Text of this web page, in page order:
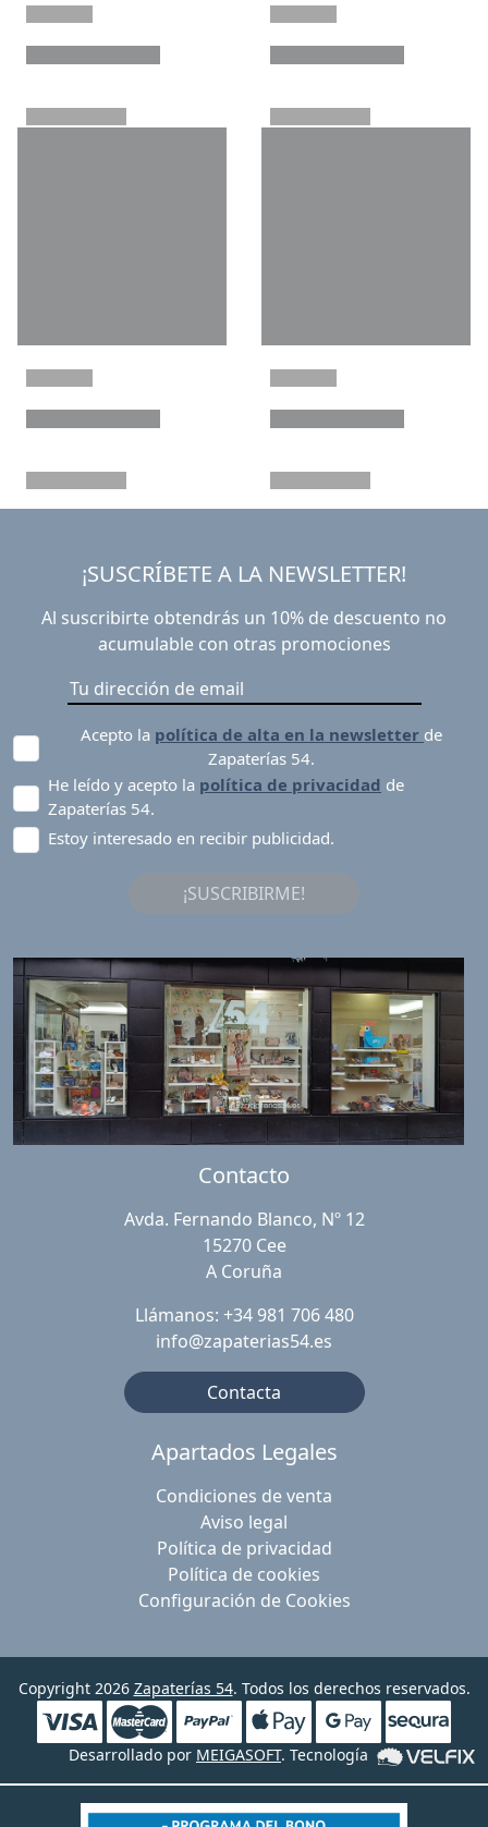
¡SUSCRÍBETE A LA NEWSLETTER!
Al suscribirte obtendrás un 10% de descuento no
acumulable con otras promociones
Acepto la política de alta en la newsletter de
Zapaterías 54.
He leído y acepto la política de privacidad de
Zapaterías 54.
Estoy interesado en recibir publicidad.
¡SUSCRIBIRME!
Contacto
Avda. Fernando Blanco, Nº 12
15270 Cee
A Coruña
Llámanos: +34 981 706 480
info@zapaterias54.es
Contacta
Apartados Legales
Condiciones de venta
Aviso legal
Política de privacidad
Política de cookies
Configuración de Cookies
Copyright 2026 Zapaterías 54. Todos los derechos reservados.
Desarrollado por MEIGASOFT. Tecnología